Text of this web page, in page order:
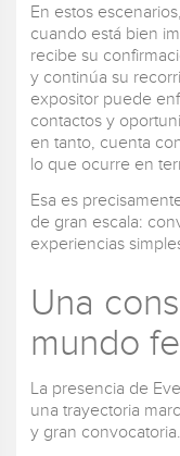
En estos
cuando está bien
recibe su
y continúa su
expositor puede
contactos y
en tanto, cuenta
lo que ocurre en
Esa es
de gran escala:
experiencias
Una
mundo
La presencia de
una trayectoria
y gran convocatoria.